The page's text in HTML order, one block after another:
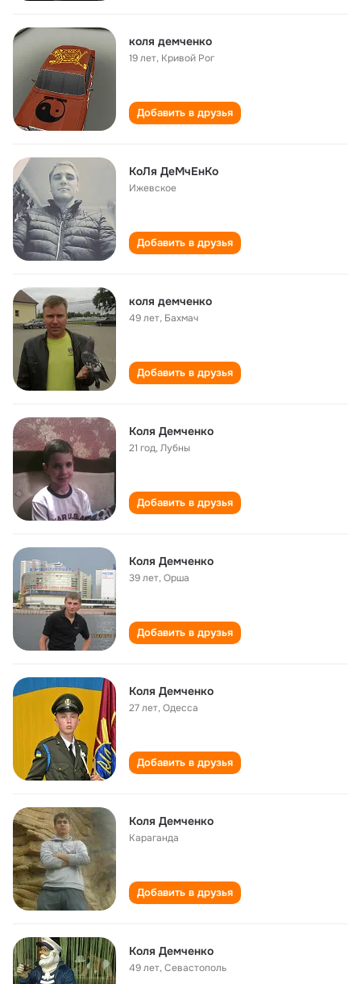
коля демченко
19 лет, Кривой Рог
Добавить в друзья
КоЛя ДеМчЕнКо
Ижевское
Добавить в друзья
коля демченко
49 лет, Бахмач
Добавить в друзья
Коля Демченко
21 год,Лубны
Добавить в друзья
Коля Демченко
39 лет,Орша
Добавить в друзья
Коля Демченко
27 лет,Одесса
Добавить в друзья
Коля Демченко
Караганда
Добавить в друзья
Коля Демченко
49 лет,Севастополь